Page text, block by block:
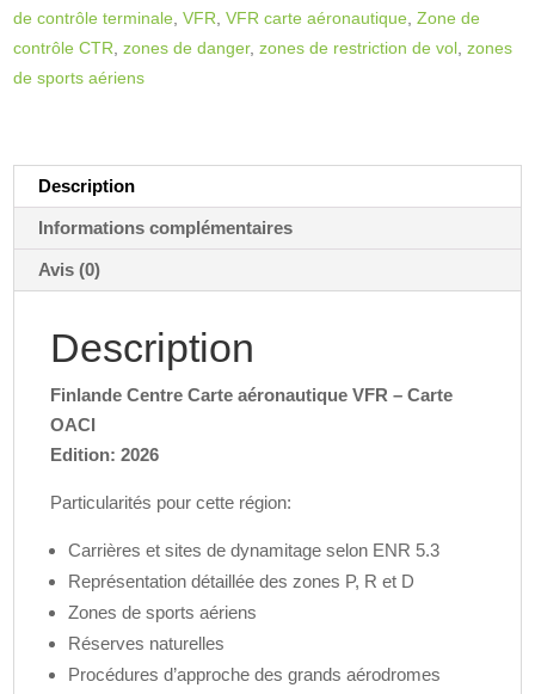
de contrôle terminale ,VFR ,VFR carte aéronautique ,Zone de
contrôle CTR ,zones de danger,zones de restriction de vol ,zones
de sports aériens
Description
Informations complémentaires
Avis (0)
Description
Finlande Centre Carte aéronautique VFR – Carte
OACI
Edition: 2026
Particularités pour cette région:
Carrières et sites de dynamitage selon ENR 5.3
Représentation détaillée des zones P, R et D
Zones de sports aériens
Réserves naturelles
Procédures d’approche des grands aérodromes